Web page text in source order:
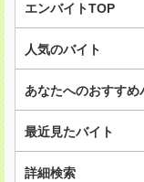
エンバイトTOP
人気のバイト
あなたへのおすすめ
最近見たバイト
詳細検索